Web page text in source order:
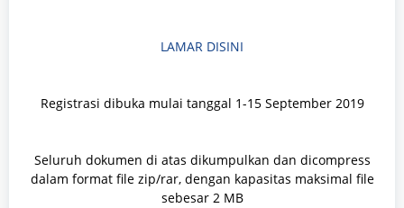
LAMAR DISINI
Registrasi dibuka mulai tanggal 1-15 September 2019
Seluruh dokumen di atas dikumpulkan dan dicompress
dalam format file zip/rar, dengan kapasitas maksimal file
sebesar 2 MB